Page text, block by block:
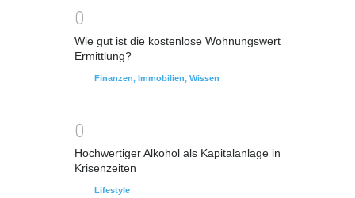
0
Wie gut ist die kostenlose Wohnungswert
Ermittlung?
Finanzen, Immobilien, Wissen
0
Hochwertiger Alkohol als Kapitalanlage in
Krisenzeiten
Lifestyle